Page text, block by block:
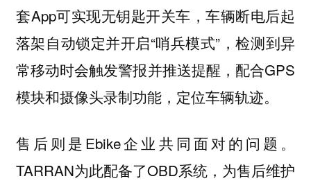
套App可实现无钥匙开关车，车辆断电后起
落架自动锁定并开启“哨兵模式”，检测到异
常移动时会触发警报并推送提醒，配合GPS
模块和摄像头录制功能，定位车辆轨迹。
售后则是Ebike企业共同面对的问题。
TARRAN为此配备了OBD系统，为售后维护